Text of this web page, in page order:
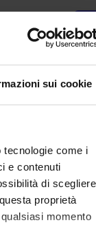
sui cookie
tecnologie come i
e contenuti
di scegliere
proprietà
momento
Period
II